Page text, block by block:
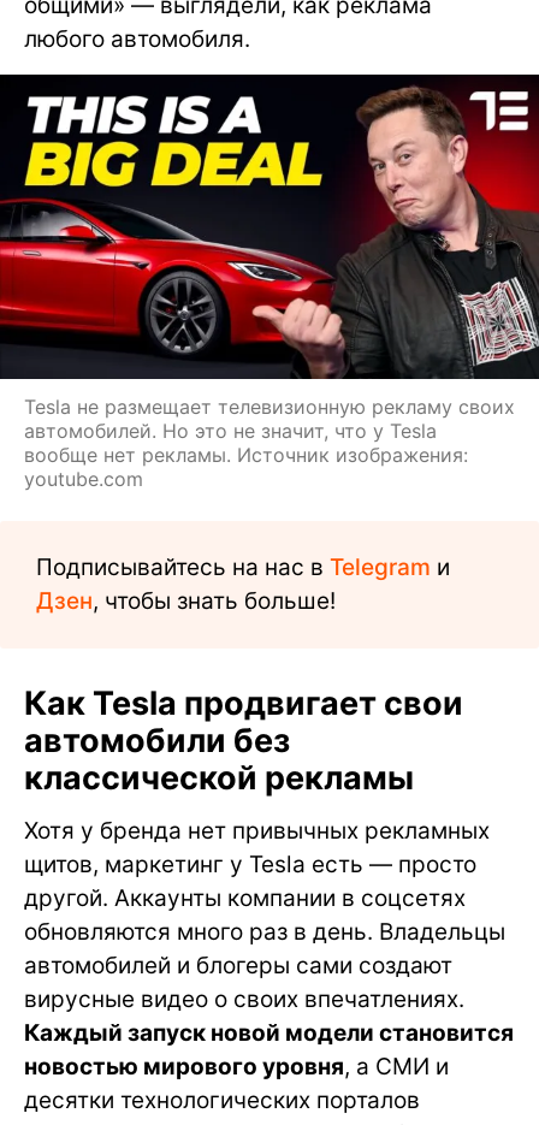
общими» — выглядели, как реклама
любого автомобиля.
Tesla не размещает телевизионную рекламу своих
автомобилей. Но это не значит, что у Tesla
вообще нет рекламы. Источник изображения:
youtube.com
Подписывайтесь на нас в Telegram и
Дзен, чтобы знать больше!
Как Tesla продвигает свои
автомобили без
классической рекламы
Хотя у бренда нет привычных рекламных
щитов, маркетинг у Tesla есть — просто
другой. Аккаунты компании в соцсетях
обновляются много раз в день. Владельцы
автомобилей и блогеры сами создают
вирусные видео о своих впечатлениях.
Каждый запуск новой модели становится
новостью мирового уровня, а СМИ и
десятки технологических порталов